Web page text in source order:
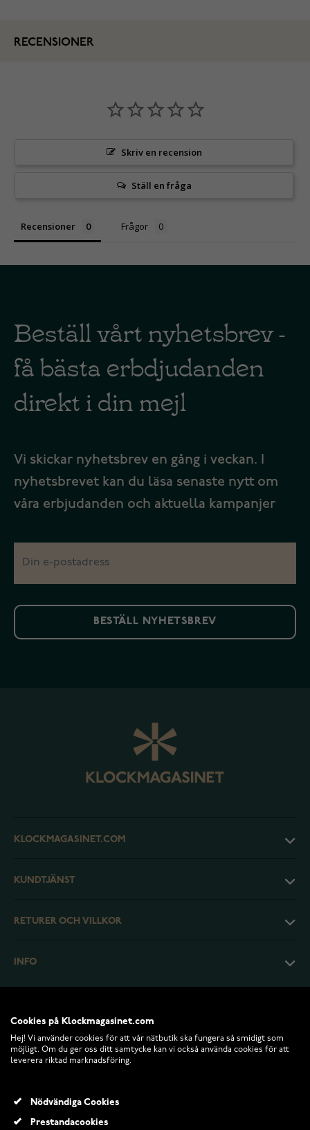
RECENSIONER
Skriv en recension
Ställ en fråga
Recensioner Frågor
Beställ vårt nyhetsbrev -
få bästa erbdjudanden
direkt i din mejl
Vi skickar nyhetsbrev en gång i veckan. I
nyhetsbrevet kan du läsa senaste nytt om
våra erbjudanden och aktuella kampanjer
BESTÄLL NYHETSBREV
KLOCKMAGASINET.COM
KUNDTJÄNST
RETURER OCH VILLKOR
INFO
Cookies på Klockmagasinet.com
Hej! Vi använder cookies för att vår nätbutik ska fungera så smidigt som
möjligt. Om du ger oss ditt samtycke kan vi också använda cookies för att
leverera riktad marknadsföring.
Nödvändiga Cookies
Prestandacookies